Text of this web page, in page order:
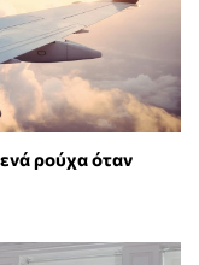
ρούχα όταν